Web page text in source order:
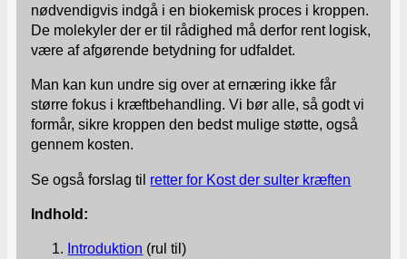
nødvendigvis indgå i en biokemisk proces i kroppen.
De molekyler der er til rådighed må derfor rent logisk,
være af afgørende betydning for udfaldet.
Man kan kun undre sig over at ernæring ikke får
større fokus i kræftbehandling. Vi bør alle, så godt vi
formår, sikre kroppen den bedst mulige støtte, også
gennem kosten.
Se også forslag til retter for Kost der sulter kræften
Indhold:
Introduktion (rul til)